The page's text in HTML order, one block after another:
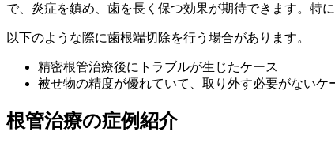
で、炎症を鎮め、歯を長く保つ効果が期待できます。特
以下のような際に歯根端切除を行う場合があります。
精密根管治療後にトラブルが生じたケース
被せ物の精度が優れていて、取り外す必要がないケ
根管治療の症例紹介